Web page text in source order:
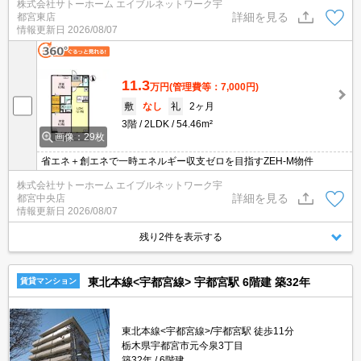
株式会社サトーホーム エイブルネットワーク宇
都宮東店
情報更新日 2026/08/07
詳細を見る
画像：29枚
11.3万円(管理費等：7,000円)
敷
なし 礼
2ヶ月
3階
2LDK 54.46m²
省エネ＋創エネで一時エネルギー収支ゼロを目指すZEH-M物件
株式会社サトーホーム エイブルネットワーク宇
都宮中央店
情報更新日 2026/08/07
詳細を見る
残り2件を表示する
賃貸マンション 東北本線<宇都宮線> 宇都宮駅 6階建 築32年
東北本線<宇都宮線>/宇都宮駅 徒歩11分
栃木県宇都宮市元今泉3丁目